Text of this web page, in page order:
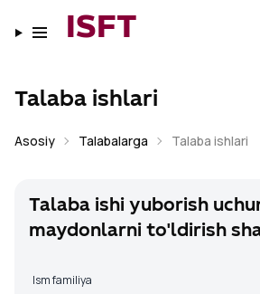
ISFT
Talaba ishlari
Asosiy Talabalarga Talaba ishlari
Talaba ishi yuborish
maydonlarni to'ldirish
Ism familiya